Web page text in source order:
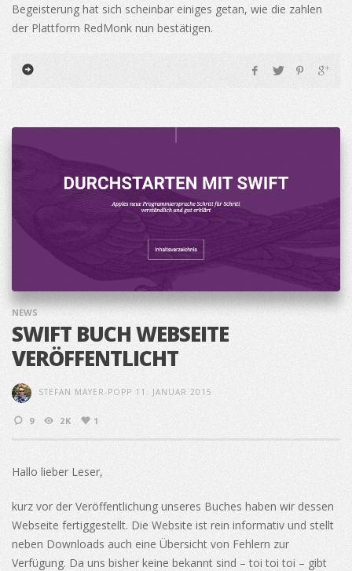
Begeisterung hat sich scheinbar einiges getan, wie die zahlen
der Plattform RedMonk nun bestätigen.
NEWS
SWIFT BUCH WEBSEITE
VERÖFFENTLICHT
STEFAN MAYER-POPP 11. JANUAR 2015
9 2K 1
Hallo lieber Leser,
kurz vor der Veröffentlichung unseres Buches haben wir dessen
Webseite fertiggestellt. Die Website ist rein informativ und stellt
neben Downloads auch eine Übersicht von Fehlern zur
Verfügung. Da uns bisher keine bekannt sind – toi toi toi – gibt